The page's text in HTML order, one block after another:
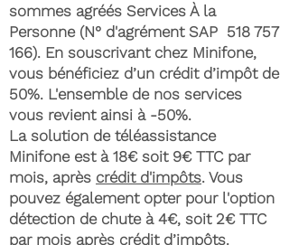
sommes agréés Services À la
Personne (N° d'agrément SAP 518 757
166). En souscrivant chez Minifone,
vous bénéficiez d’un crédit d’impôt de
50%. L'ensemble de nos services
vous revient ainsi à -50%.
La solution de téléassistance
Minifone est à 18€ soit 9€ TTC par
mois, après crédit d'impôts. Vous
pouvez également opter pour l'option
détection de chute à 4€, soit 2€ TTC
par mois après crédit d’impôts.